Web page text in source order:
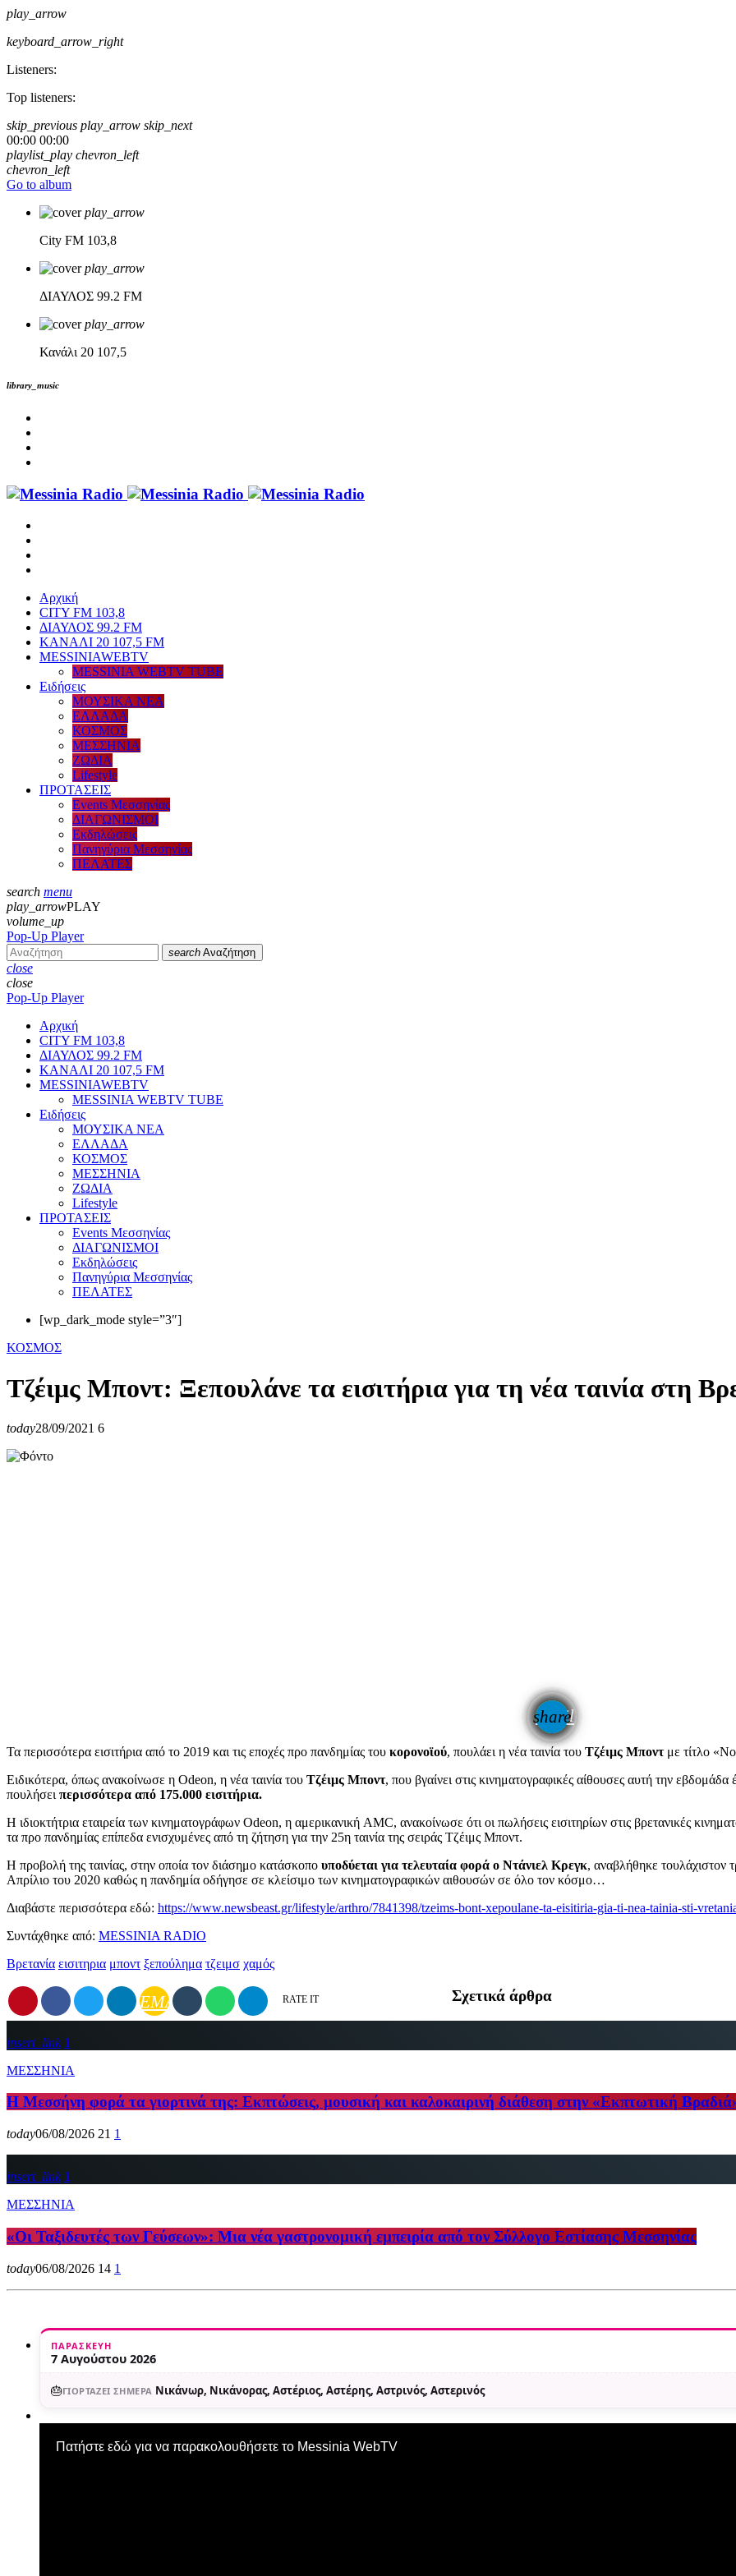
play_arrow
keyboard_arrow_right
Listeners:
Top listeners:
skip_previous play_arrow skip_next
00:00 00:00
playlist_play chevron_left
chevron_left
Go to album
play_arrow
City FM 103,8
play_arrow
ΔΙΑΥΛΟΣ 99.2 FM
play_arrow
Κανάλι 20 107,5
library_music
Αρχική
CITY FM 103,8
ΔΙΑΥΛΟΣ 99.2 FM
ΚΑΝΑΛΙ 20 107,5 FM
MESSINIAWEBTV
MESSINIA WEBTV TUBE
Eιδήσεις
ΜΟΥΣΙΚΑ ΝΕΑ
ΕΛΛΑΔΑ
ΚΟΣΜΟΣ
ΜΕΣΣΗΝΙΑ
ΖΩΔΙΑ
Lifestyle
ΠΡΟΤΑΣΕΙΣ
Events Μεσσηνίας
ΔΙΑΓΩΝΙΣΜΟΙ
Εκδηλώσεις
Πανηγύρια Μεσσηνίας
ΠΕΛΑΤΕΣ
search menu
play_arrowPLAY
volume_up
Pop-Up Player
search Αναζήτηση
close
close
Pop-Up Player
Αρχική
CITY FM 103,8
ΔΙΑΥΛΟΣ 99.2 FM
ΚΑΝΑΛΙ 20 107,5 FM
MESSINIAWEBTV
MESSINIA WEBTV TUBE
Eιδήσεις
ΜΟΥΣΙΚΑ ΝΕΑ
ΕΛΛΑΔΑ
ΚΟΣΜΟΣ
ΜΕΣΣΗΝΙΑ
ΖΩΔΙΑ
Lifestyle
ΠΡΟΤΑΣΕΙΣ
Events Μεσσηνίας
ΔΙΑΓΩΝΙΣΜΟΙ
Εκδηλώσεις
Πανηγύρια Μεσσηνίας
ΠΕΛΑΤΕΣ
[wp_dark_mode style=”3″]
ΚΟΣΜΟΣ
Τζέιμς Μποντ: Ξεπουλάνε τα εισιτήρια για τη νέα ταινία στη
today28/09/2021 6
share
email
Τα περισσότερα εισιτήρια από το 2019 και τις εποχές προ πανδημίας του κορονοϊού, πουλάει η νέα ταινία του Τζέιμς Μποντμε τίτλο
Ειδικότερα, όπως ανακοίνωσε η Odeon, η νέα ταινία του Τζέιμς Μποντ, που βγαίνει στις κινηματογραφικές αίθουσες αυτή την εβδομάδα
πουλήσει περισσότερα από 175.000 εισιτήρια.
Η ιδιοκτήτρια εταιρεία των κινηματογράφων Odeon, η αμερικανική AMC, ανακοίνωσε ότι οι πωλήσεις εισιτηρίων στις βρετανικές
τα προ πανδημίας επίπεδα ενισχυμένες από τη ζήτηση για την 25η ταινία της σειράς Τζέιμς Μποντ.
Η προβολή της ταινίας, στην οποία τον διάσημο κατάσκοπο υποδύεται για τελευταία φορά ο Ντάνιελ Κρεγκ, αναβλήθηκε τουλάχιστον
Απρίλιο του 2020 καθώς η πανδημία οδήγησε σε κλείσιμο των κινηματογραφικών αιθουσών σε όλο τον κόσμο…
Διαβάστε περισσότερα εδώ: https://www.newsbeast.gr/lifestyle/arthro/7841398/tzeims-bont-xepoulane-ta-eisitiria-gia-ti-nea-tainia-sti-
Συντάχθηκε από: MESSINIA RADIO
Βρετανία εισιτηρια μποντ ξεπούλημα τζειμσ χαμός
EMAIL RATE IT Σχετικά άρθρα
insert_link 1
ΜΕΣΣΗΝΙΑ
Η Μεσσήνη φορά τα γιορτινά της: Εκπτώσεις, μουσική και καλοκαιρινή διάθεση στην «Εκπτωτική
today06/08/2026 21 1
insert_link 1
ΜΕΣΣΗΝΙΑ
«Οι Ταξιδευτές των Γεύσεων»: Μια νέα γαστρονομική εμπειρία από τον Σύλλογο Εστίασης Μεσσηνίας
today06/08/2026 14 1
ΠΑΡΑΣΚΕΥΉ
7 Αυγούστου 2026
🎂ΓΙΟΡΤΆΖΕΙ ΣΉΜΕΡΑ Νικάνωρ, Νικάνορας, Αστέριος, Αστέρης, Αστρινός, Αστερινός
Πατήστε εδώ για να παρακολουθήσετε το Messinia WebTV